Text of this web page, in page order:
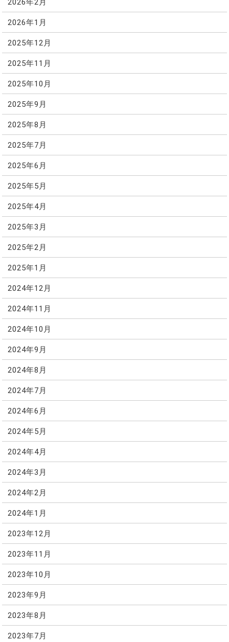
2026年1月
2025年12月
2025年11月
2025年10月
2025年9月
2025年8月
2025年7月
2025年6月
2025年5月
2025年4月
2025年3月
2025年2月
2025年1月
2024年12月
2024年11月
2024年10月
2024年9月
2024年8月
2024年7月
2024年6月
2024年5月
2024年4月
2024年3月
2024年2月
2024年1月
2023年12月
2023年11月
2023年10月
2023年9月
2023年8月
2023年7月